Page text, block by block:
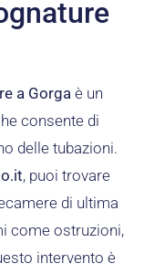
a Gorga è un
consente di
delle tubazioni.
, puoi trovare
di ultima
come ostruzioni,
intervento è